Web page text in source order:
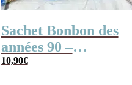
Sachet Bonbon des
années 90 –
Joyeux
10,90€